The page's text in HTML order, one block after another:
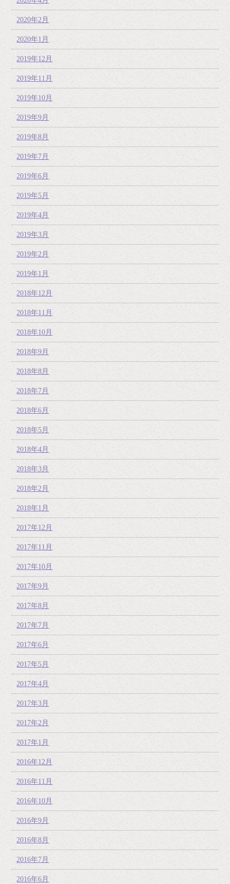
2020年2月
2020年1月
2019年12月
2019年11月
2019年10月
2019年9月
2019年8月
2019年7月
2019年6月
2019年5月
2019年4月
2019年3月
2019年2月
2019年1月
2018年12月
2018年11月
2018年10月
2018年9月
2018年8月
2018年7月
2018年6月
2018年5月
2018年4月
2018年3月
2018年2月
2018年1月
2017年12月
2017年11月
2017年10月
2017年9月
2017年8月
2017年7月
2017年6月
2017年5月
2017年4月
2017年3月
2017年2月
2017年1月
2016年12月
2016年11月
2016年10月
2016年9月
2016年8月
2016年7月
2016年6月